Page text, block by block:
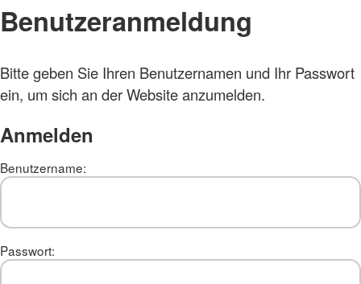
Benutzeranmeldung
Bitte geben Sie Ihren Benutzernamen und Ihr Passwort
ein, um sich an der Website anzumelden.
Anmelden
Benutzername:
Passwort: